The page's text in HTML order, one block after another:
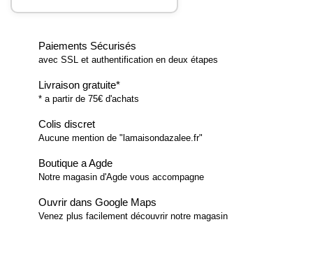
Paiements Sécurisés
avec SSL et authentification en deux étapes
Livraison gratuite*
* a partir de 75€ d'achats
Colis discret
Aucune mention de "lamaisondazalee.fr"
Boutique a Agde
Notre magasin d'Agde vous accompagne
Ouvrir dans Google Maps
Venez plus facilement découvrir notre magasin